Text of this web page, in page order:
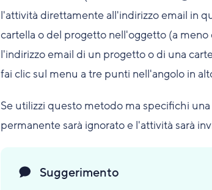
l'attività direttamente all'indirizzo email in
cartella o del progetto nell'oggetto (a
l'indirizzo email di un progetto o di una
fai clic sul menu a tre punti nell'angolo in
Se utilizzi questo metodo ma specifichi
permanente sarà ignorato e l'attività sarà
Suggerimento